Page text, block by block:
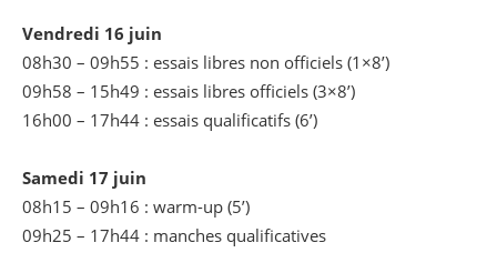
Vendredi 16 juin
08h30 – 09h55 : essais libres non officiels (1×8’)
09h58 – 15h49 : essais libres officiels (3×8’)
16h00 – 17h44 : essais qualificatifs (6’)
Samedi 17 juin
08h15 – 09h16 : warm-up (5’)
09h25 – 17h44 : manches qualificatives